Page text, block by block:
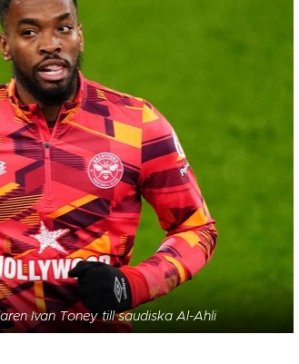
Ivan Toney till saudiska Al-Ahli